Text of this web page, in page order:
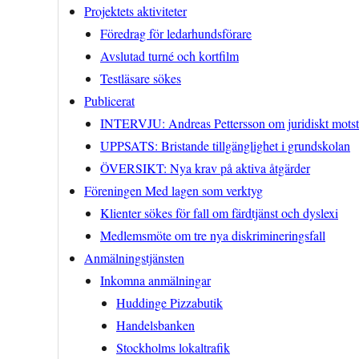
Projektets aktiviteter
Föredrag för ledarhundsförare
Avslutad turné och kortfilm
Testläsare sökes
Publicerat
INTERVJU: Andreas Pettersson om juridiskt
UPPSATS: Bristande tillgänglighet i grundskolan
ÖVERSIKT: Nya krav på aktiva åtgärder
Föreningen Med lagen som verktyg
Klienter sökes för fall om färdtjänst och dyslexi
Medlemsmöte om tre nya diskrimineringsfall
Anmälningstjänsten
Inkomna anmälningar
Huddinge Pizzabutik
Handelsbanken
Stockholms lokaltrafik